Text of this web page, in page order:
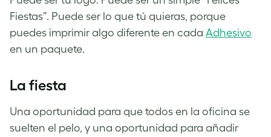
Fiestas”. Puede ser lo que tú quieras, porque
puedes imprimir algo diferente en cada Adhesivo
en un paquete.
La fiesta
Una oportunidad para que todos en la oficina se
suelten el pelo, y una oportunidad para añadir